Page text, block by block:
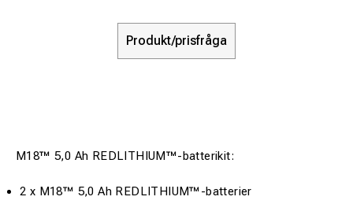
Produkt/prisfråga
M18™ 5,0 Ah REDLITHIUM™-batterikit:
2 x M18™ 5,0 Ah REDLITHIUM™-batterier